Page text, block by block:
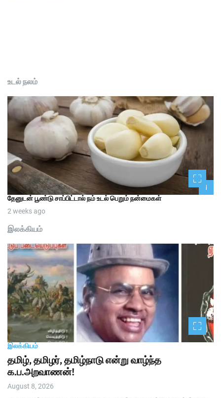
உடல் நலம்
1
தேனுடன் பூண்டு சாப்பிட்டால் நம் உடல் பெறும் நன்மைகள்
2 weeks ago
இலக்கியம்
இலக்கியம்
தமிழ், தமிழர், தமிழ்நாடு என்று வாழ்ந்த
க.ப.அறவாணன்!
August 8, 2026